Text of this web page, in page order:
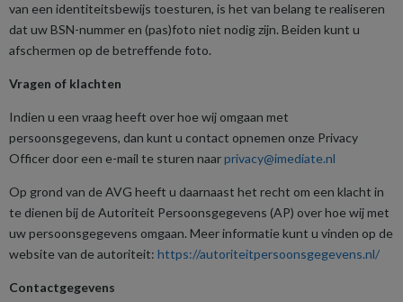
van een identiteitsbewijs toesturen, is het van belang te realiseren
dat uw BSN-nummer en (pas)foto niet nodig zijn. Beiden kunt u
afschermen op de betreffende foto.
Vragen of klachten
Indien u een vraag heeft over hoe wij omgaan met
persoonsgegevens, dan kunt u contact opnemen onze Privacy
Officer door een e-mail te sturen naarprivacy@imediate.nl
Op grond van de AVG heeft u daarnaast het recht om een klacht in
te dienen bij de Autoriteit Persoonsgegevens (AP) over hoe wij met
uw persoonsgegevens omgaan. Meer informatie kunt u vinden op de
website van de autoriteit: https://autoriteitpersoonsgegevens.nl/
Contactgegevens